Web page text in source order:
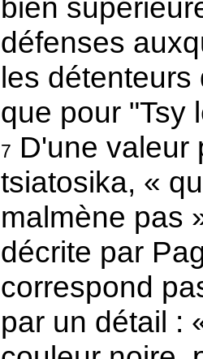
bien
défenses
les détenteurs
que pour "Tsy
7 D'une valeur
tsiatosika, «
malmène pas
décrite par
correspond
par un détail :